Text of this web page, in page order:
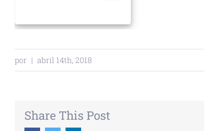
por | abril 14th, 2018
Share This Post